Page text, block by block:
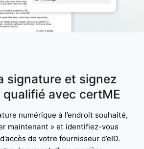
signature et signez
avec certME
numérique à l’endroit souhaité,
maintenant » et identifiez-vous
de votre fournisseur d’eID.